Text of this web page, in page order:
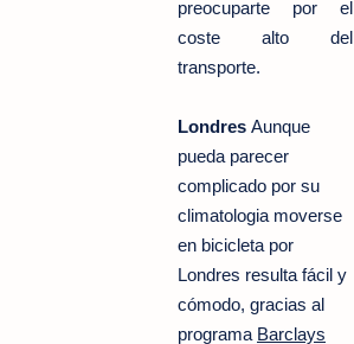
preocuparte por el
coste alto del
transporte.
Londres Aunque
pueda parecer
complicado por su
climatologia moverse
en bicicleta por
Londres resulta fácil y
cómodo, gracias al
programa Barclays